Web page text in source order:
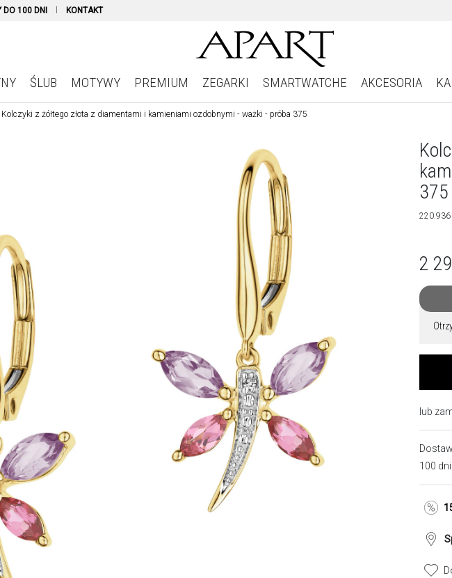
100 DNI KONTAKT
ŚLUB MOTYWY PREMIUM ZEGARKI SMARTWATCHE AKCESORIA
Kolczyki z żółtego złota z diamentami i kamieniami ozdobnymi - ważki - próba 375
375
220.936
2
lub
100